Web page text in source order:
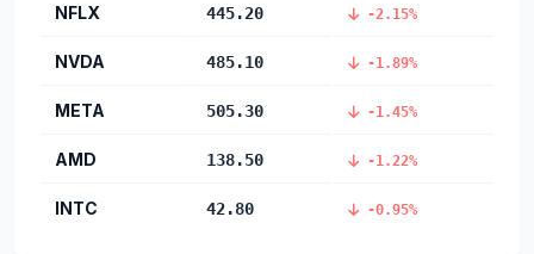
NFLX 445.20 -2.15%
NVDA 485.10 -1.89%
META 505.30 -1.45%
AMD 138.50 -1.22%
INTC 42.80 -0.95%